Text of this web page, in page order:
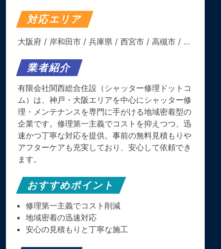
対応エリア
大阪府 / 岸和田市 / 兵庫県 / 西宮市 / 高槻市 / …
業者紹介
有限会社関西総合住設（シャッター修理ドットコ
ム）は、神戸・大阪エリアを中心にシャッター修
理・メンテナンスを専門に手がける地域密着型の
企業です。​修理第一主義でコストを抑えつつ、迅
速かつ丁寧な対応を提供。​事前の無料見積もりや
アフターケアも充実しており、安心して依頼でき
ます。​
おすすめポイント
修理第一主義でコスト削減
地域密着の迅速対応
安心の見積もりと丁寧な施工